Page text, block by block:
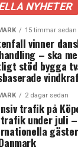
NYHETER
15 timmar sedan
vinner
– ska
stöd bygga
2 dagar sedan
trafik på
under juli